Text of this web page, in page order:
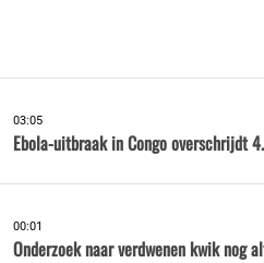
03:05
Ebola-uitbraak in Congo overschrijdt
00:01
Onderzoek naar verdwenen kwik nog